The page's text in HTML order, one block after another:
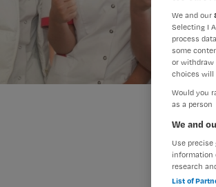
We and our
Selecting I
process
some
or withdraw
choices will
Would you
as a person
We and
Use
information
research
List of